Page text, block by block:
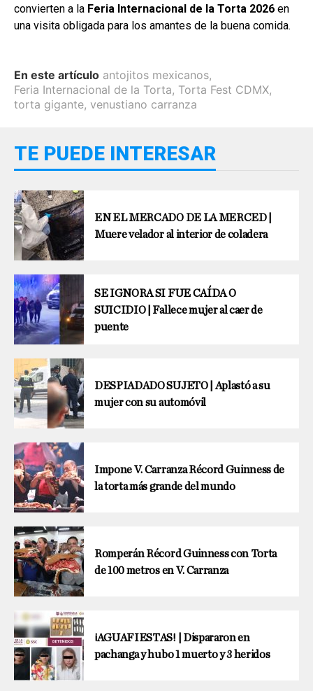
convierten a la Feria Internacional de la Torta 2026 en
una visita obligada para los amantes de la buena comida.
En este artículo antojitos mexicanos,
Feria Internacional de la Torta, Torta Fest CDMX,
torta gigante, venustiano carranza
TE PUEDE INTERESAR
EN EL MERCADO DE LA MERCED |
Muere velador al interior de coladera
SE IGNORA SI FUE CAÍDA O
SUICIDIO | Fallece mujer al caer de
puente
DESPIADADO SUJETO | Aplastó a su
mujer con su automóvil
Impone V. Carranza Récord Guinness de
la torta más grande del mundo
Romperán Récord Guinness con Torta
de 100 metros en V. Carranza
¡AGUAFIESTAS! | Dispararon en
pachanga y hubo 1 muerto y 3 heridos